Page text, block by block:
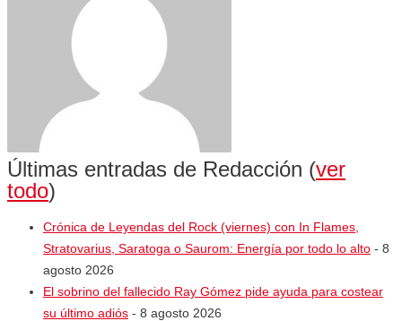
Últimas entradas de Redacción (ver
todo)
Crónica de Leyendas del Rock (viernes) con In Flames,
Stratovarius, Saratoga o Saurom: Energía por todo lo alto - 8
agosto 2026
El sobrino del fallecido Ray Gómez pide ayuda para costear
su último adiós - 8 agosto 2026